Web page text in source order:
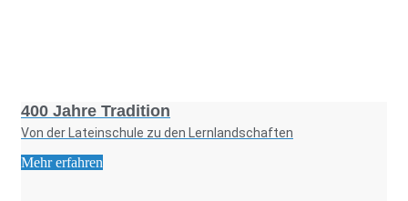
400 Jahre Tradition
Von der Lateinschule zu den Lernlandschaften
Mehr erfahren